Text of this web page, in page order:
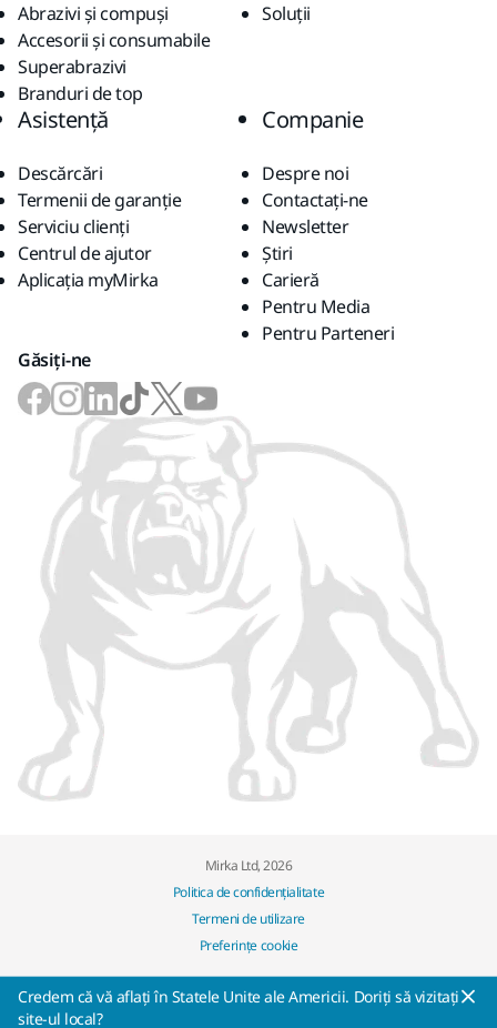
Abrazivi și compuși
Accesorii și consumabile
Superabrazivi
Branduri de top
Soluții
Asistență
Descărcări
Termenii de garanție
Serviciu clienți
Centrul de ajutor
Aplicația myMirka
Companie
Despre noi
Contactaţi-ne
Newsletter
Știri
Carieră
Pentru Media
Pentru Parteneri
Găsiți-ne
Mirka Ltd, 2026
Politica de confidențialitate
Termeni de utilizare
Preferințe cookie
Credem că vă aflați în Statele Unite ale Americii. Doriți să vizitați
site-ul local?